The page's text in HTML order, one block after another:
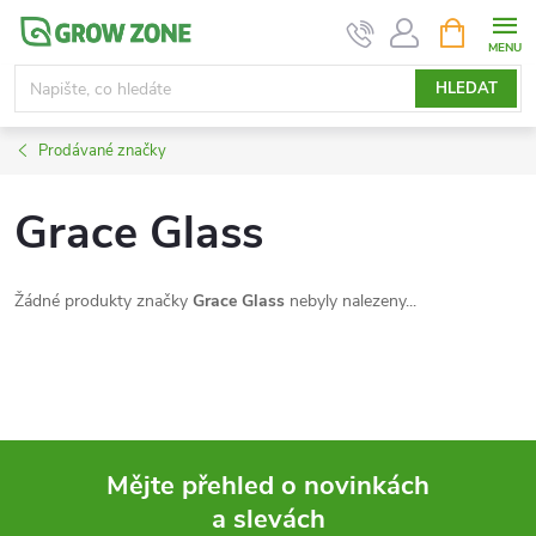
Přejít
obsah
HLEDAT
NÁKUPNÍ
KOŠÍK
Prodávané značky
Grace Glass
Žádné produkty značky Grace Glass nebyly nalezeny...
Mějte přehled o novinkách
a slevách